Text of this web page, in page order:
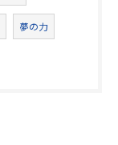
夢の力